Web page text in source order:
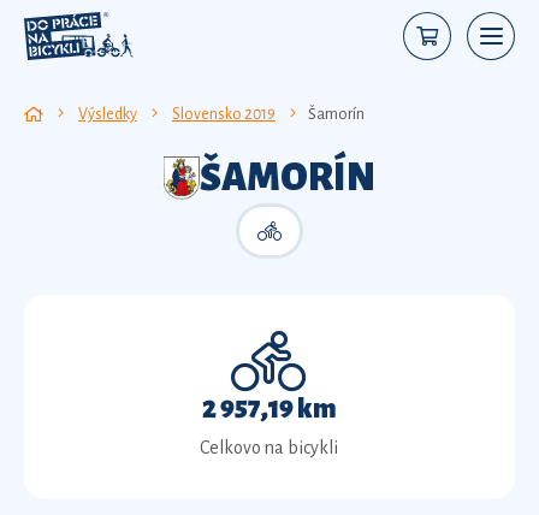
Výsledky Slovensko 2019 Šamorín
ŠAMORÍN
2 957,19 km
Celkovo na bicykli